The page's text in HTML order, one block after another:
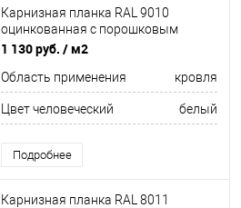
Карнизная планка RAL 9010
оцинкованная c порошковым
покрытием 0,45мм
1 130 руб. / м2
Область применения кровля
Цвет человеческий белый
Подробнее
Карнизная планка RAL 8011